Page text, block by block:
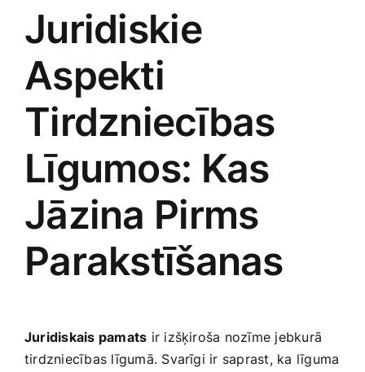
Juridiskie
Aspekti
Tirdzniecības⁢
Līgumos: Kas
Jāzina Pirms
Parakstīšanas
Juridiskais pamats ir izšķiroša nozīme jebkurā
tirdzniecības līgumā. Svarīgi ir saprast, ka līguma